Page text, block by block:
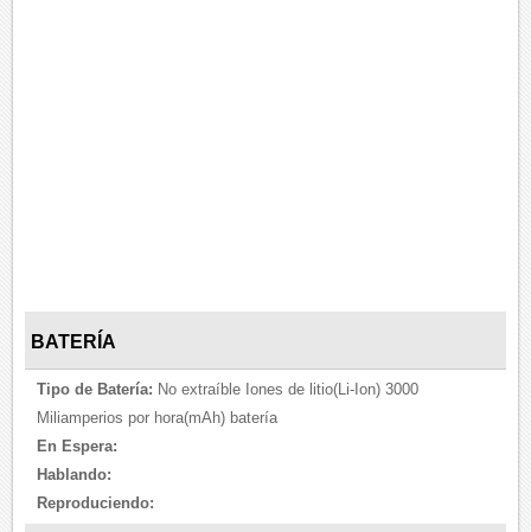
BATERÍA
Tipo de Batería: No extraíble Iones de litio(Li-Ion) 3000
Miliamperios por hora(mAh) batería
En Espera:
Hablando:
Reproduciendo: